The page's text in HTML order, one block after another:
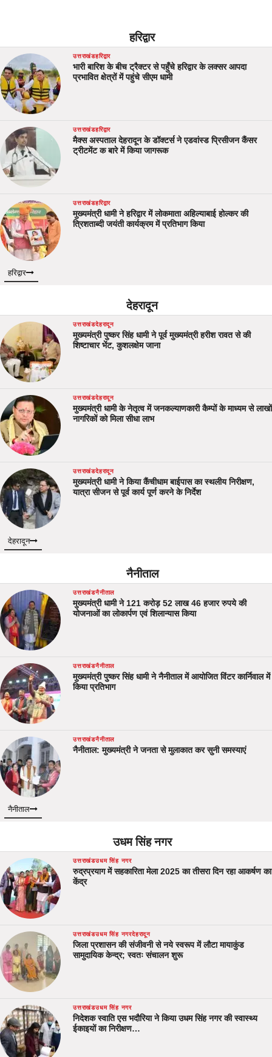
हरिद्वार
उत्तराखंडहरिद्वार
भारी बारिश के बीच ट्रैक्टर से पहुँचे हरिद्वार के लक्सर आपदा
प्रभावित क्षेत्रों में पहुंचे सीएम धामी
उत्तराखंडहरिद्वार
मैक्स अस्पताल देहरादून के डॉक्टर्स ने एडवांस्ड प्रिसीजन कैंसर
ट्रीटमेंट क बारे में किया जागरूक
उत्तराखंडहरिद्वार
मुख्यमंत्री धामी ने हरिद्वार में लोकमाता अहिल्याबाई होल्कर की
त्रिशताब्दी जयंती कार्यक्रम में प्रतिभाग किया
हरिद्वार
देहरादून
उत्तराखंडदेहरादून
मुख्यमंत्री पुष्कर सिंह धामी ने पूर्व मुख्यमंत्री हरीश रावत से की
शिष्टाचार भेंट, कुशलक्षेम जाना
उत्तराखंडदेहरादून
मुख्यमंत्री धामी के नेतृत्व में जनकल्याणकारी कैम्पों के माध्यम से लाखों
नागरिकों को मिला सीधा लाभ
उत्तराखंडदेहरादून
मुख्यमंत्री धामी ने किया कैंचीधाम बाईपास का स्थलीय निरीक्षण,
यात्रा सीजन से पूर्व कार्य पूर्ण करने के निर्देश
देहरादून
नैनीताल
उत्तराखंडनैनीताल
मुख्यमंत्री धामी ने 121 करोड़ 52 लाख 46 हजार रुपये की
योजनाओं का लोकार्पण एवं शिलान्यास किया
उत्तराखंडनैनीताल
मुख्यमंत्री पुष्कर सिंह धामी ने नैनीताल में आयोजित विंटर कार्निवाल में
किया प्रतिभाग
उत्तराखंडनैनीताल
नैनीताल: मुख्यमंत्री ने जनता से मुलाकात कर सुनी समस्याएं
नैनीताल
उधम सिंह नगर
उत्तराखंडउधम सिंह नगर
रुद्रप्रयाग में सहकारिता मेला 2025 का तीसरा दिन रहा आकर्षण का
केंद्र
उत्तराखंडउधम सिंह नगरदेहरादून
जिला प्रशासन की संजीवनी से नये स्वरूप में लौटा मायाकुंड
सामुदायिक केन्द्र; स्वतः संचालन शुरू
उत्तराखंडउधम सिंह नगर
निदेशक स्वाति एस भदौरिया ने किया उधम सिंह नगर की स्वास्थ्य
ईकाइयों का निरीक्षण…